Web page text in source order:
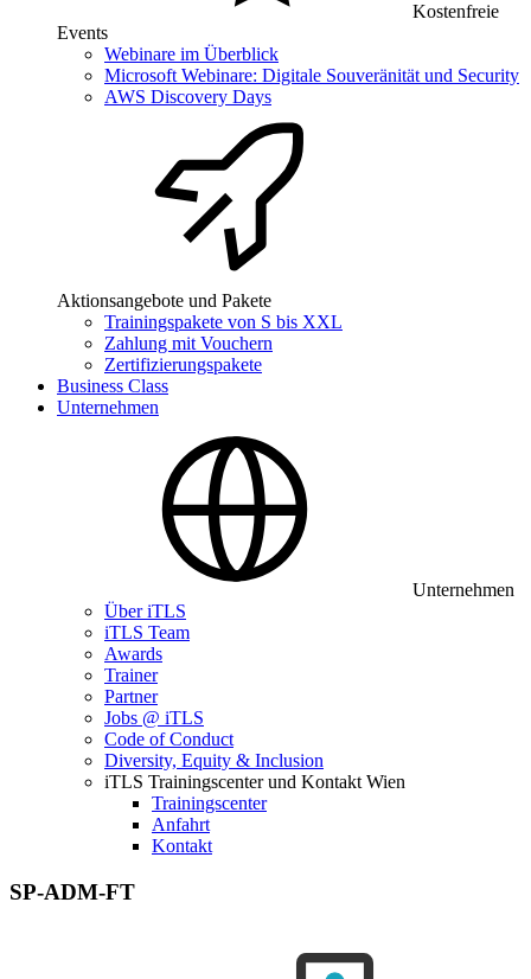
Kostenfreie
Events
Webinare im Überblick
Microsoft Webinare: Digitale Souveränität und Security
AWS Discovery Days
Aktionsangebote und Pakete
Trainingspakete von S bis XXL
Zahlung mit Vouchern
Zertifizierungspakete
Business Class
Unternehmen
Unternehmen
Über iTLS
iTLS Team
Awards
Trainer
Partner
Jobs @ iTLS
Code of Conduct
Diversity, Equity & Inclusion
iTLS Trainingscenter und Kontakt Wien
Trainingscenter
Anfahrt
Kontakt
SP-ADM-FT